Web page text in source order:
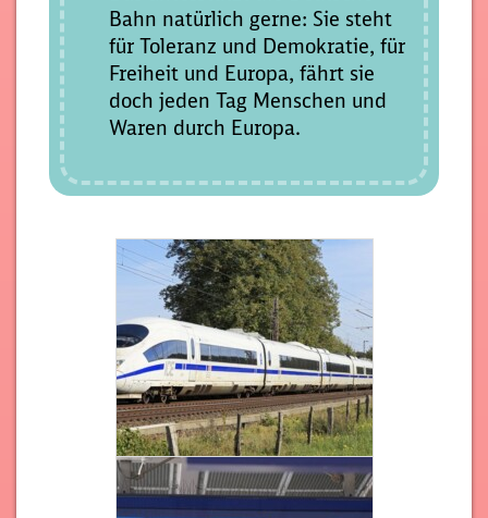
Bahn natürlich gerne: Sie steht
für Toleranz und Demokratie, für
Freiheit und Europa, fährt sie
doch jeden Tag Menschen und
Waren durch Europa.